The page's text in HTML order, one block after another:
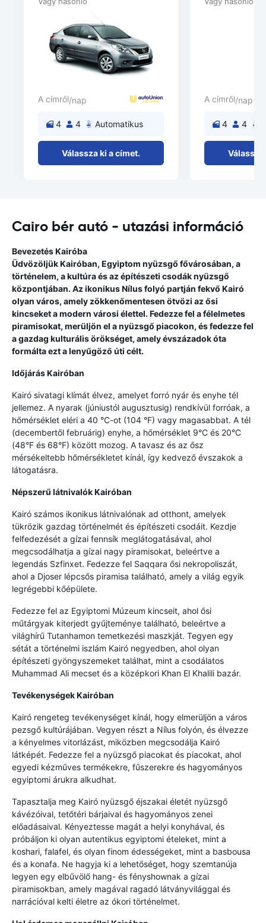
A címről/nap
4 4 Automatikus
Válassza ki a címet.
A címről/nap
4 4
Cairo bér autó - utazási információ
Bevezetés Kairóba
Üdvözöljük Kairóban, Egyiptom nyüzsgő fővárosában, a
történelem, a kultúra és az építészeti csodák nyüzsgő
központjában. Az ikonikus Nílus folyó partján fekvő Kairó
olyan város, amely zökkenőmentesen ötvözi az ősi
kincseket a modern városi élettel. Fedezze fel a félelmetes
piramisokat, merüljön el a nyüzsgő piacokon, és fedezze fel
a gazdag kulturális örökséget, amely évszázadok óta
formálta ezt a lenyűgöző úti célt.
Időjárás Kairóban
Kairó sivatagi klímát élvez, amelyet forró nyár és enyhe tél
jellemez. A nyarak (júniustól augusztusig) rendkívül forróak, a
hőmérséklet eléri a 40 °C-ot (104 °F) vagy magasabbat. A tél
(decembertől februárig) enyhe, a hőmérséklet 9°C és 20°C
(48°F és 68°F) között mozog. A tavasz és az ősz
mérsékeltebb hőmérsékletet kínál, így kedvező évszakok a
látogatásra.
Népszerű látnivalók Kairóban
Kairó számos ikonikus látnivalónak ad otthont, amelyek
tükrözik gazdag történelmét és építészeti csodáit. Kezdje
felfedezését a gízai fennsík meglátogatásával, ahol
megcsodálhatja a gízai nagy piramisokat, beleértve a
legendás Szfinxet. Fedezze fel Saqqara ősi nekropoliszát,
ahol a Djoser lépcsős piramisa található, amely a világ egyik
legrégebbi kőépülete.
Fedezze fel az Egyiptomi Múzeum kincseit, ahol ősi
műtárgyak kiterjedt gyűjteménye található, beleértve a
világhírű Tutanhamon temetkezési maszkját. Tegyen egy
sétát a történelmi iszlám Kairó negyedben, ahol olyan
építészeti gyöngyszemeket találhat, mint a csodálatos
Muhammad Ali mecset és a középkori Khan El Khalili bazár.
Tevékenységek Kairóban
Kairó rengeteg tevékenységet kínál, hogy elmerüljön a város
pezsgő kultúrájában. Vegyen részt a Nílus folyón, és élvezze
a kényelmes vitorlázást, miközben megcsodálja Kairó
látképét. Fedezze fel a nyüzsgő piacokat és piacokat, ahol
egyedi kézműves termékekre, fűszerekre és hagyományos
egyiptomi árukra alkudhat.
Tapasztalja meg Kairó nyüzsgő éjszakai életét nyüzsgő
kávézóival, tetőtéri bárjaival és hagyományos zenei
előadásaival. Kényeztesse magát a helyi konyhával, és
próbáljon ki olyan autentikus egyiptomi ételeket, mint a
koshari, falafel, és olyan finom édességeket, mint a basbousa
és a konafa. Ne hagyja ki a lehetőséget, hogy szemtanúja
legyen egy elbűvölő hang- és fényshownak a gízai
piramisokban, amely magával ragadó látványvilággal és
narrációval kelti életre az ókori történelmet.